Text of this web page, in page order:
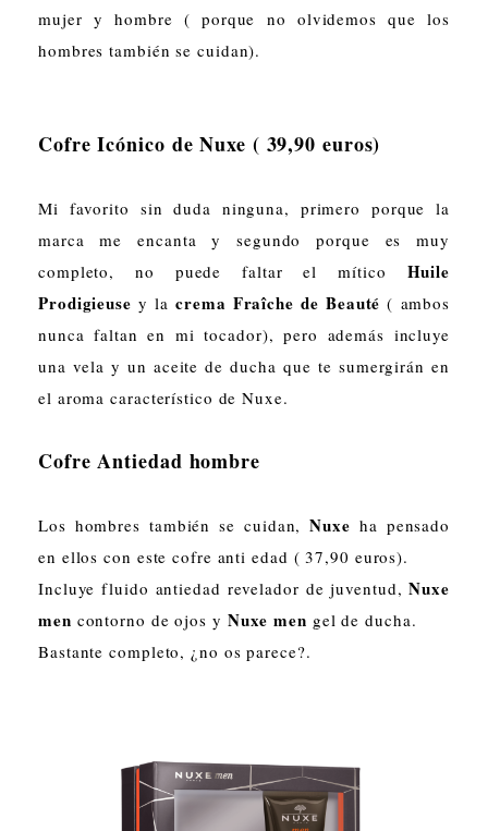
mujer y hombre ( porque no olvidemos que los
hombres también se cuidan).
Cofre Icónico de Nuxe ( 39,90 euros)
Mi favorito sin duda ninguna, primero porque la
marca me encanta y segundo porque es muy
completo, no puede faltar el mítico Huile
Prodigieuse y la crema Fraîche de Beauté ( ambos
nunca faltan en mi tocador), pero además incluye
una vela y un aceite de ducha que te sumergirán en
el aroma característico de Nuxe.
Cofre Antiedad hombre
Los hombres también se cuidan,Nuxe ha pensado
en ellos con este cofre anti edad ( 37,90 euros).
Incluye fluido antiedad revelador de juventud,Nuxe
men contorno de ojos y Nuxe men gel de ducha.
Bastante completo, ¿no os parece?.